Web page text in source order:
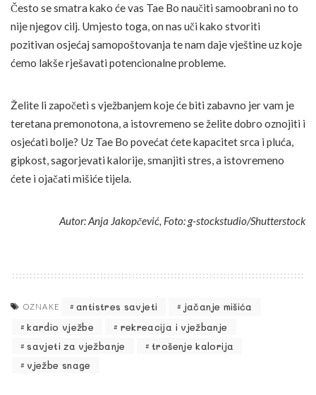
Često se smatra kako će vas Tae Bo naučiti samoobrani no to
nije njegov cilj. Umjesto toga, on nas uči kako stvoriti
pozitivan osjećaj samopoštovanja te nam daje vještine uz koje
ćemo lakše rješavati potencionalne probleme.
Želite li započeti s vježbanjem koje će biti zabavno jer vam je
teretana premonotona, a istovremeno se želite dobro oznojiti i
osjećati bolje? Uz Tae Bo povećat ćete kapacitet srca i pluća,
gipkost, sagorjevati kalorije, smanjiti stres, a istovremeno
ćete i ojačati mišiće tijela.
Autor: Anja Jakopčević, Foto: g-stockstudio/Shutterstock
OZNAKE antistres savjeti
jačanje mišića
kardio vježbe
rekreacija i vježbanje
savjeti za vježbanje
trošenje kalorija
vježbe snage